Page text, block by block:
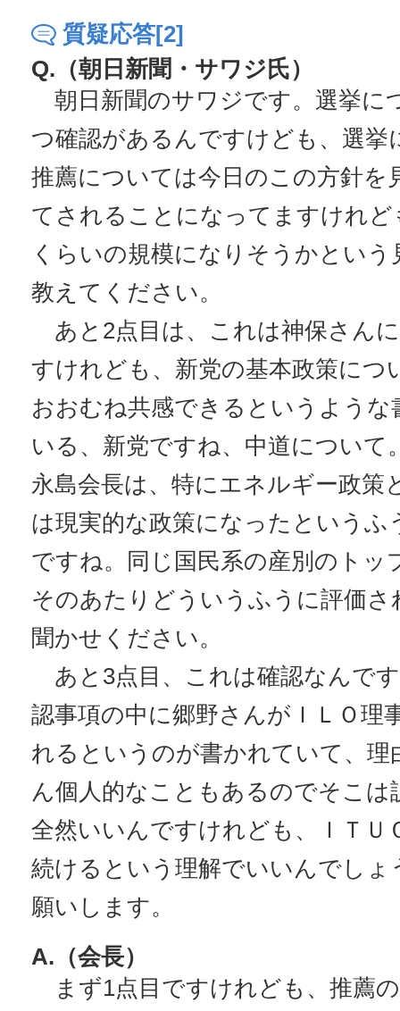
質疑応答[2]
Q.（朝日新聞・サワジ氏）
朝日新聞のサワジです。選挙に
つ確認があるんですけども、選挙
推薦については今日のこの方針を
てされることになってますけれど
くらいの規模になりそうかとい
教えてください。
あと2点目は、これは神保さん
すけれども、新党の基本政策につ
おおむね共感できるというよう
いる、新党ですね、中道について
永島会長は、特にエネルギー政策
は現実的な政策になったというふ
ですね。同じ国民系の産別のトッ
そのあたりどういうふうに評価
聞かせください。
あと3点目、これは確認なんで
認事項の中に郷野さんがＩＬＯ理
れるというのが書かれていて、理
ん個人的なこともあるのでそこは
全然いいんですけれども、ＩＴＵ
続けるという理解でいいんでしょ
願いします。
A.（会長）
まず1点目ですけれども、推薦